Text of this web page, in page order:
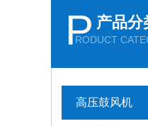
P 产品分
RODUCT
高压鼓风机